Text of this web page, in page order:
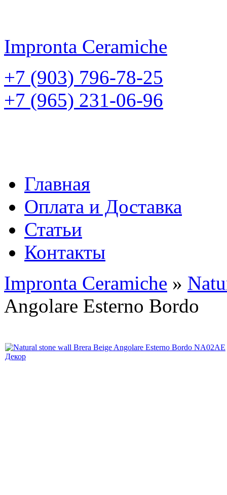
Impronta Ceramiche
+7 (903) 796-78-25
+7 (965) 231-06-96
Главная
Оплата и Доставка
Статьи
Контакты
Impronta Ceramiche »
Angolare Esterno Bordo